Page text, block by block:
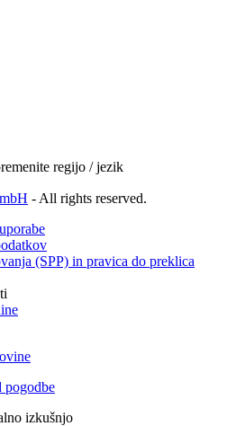
regijo / jezik
- All rights reserved.
(SPP) in pravica do preklica
pogodbe
izkušnjo